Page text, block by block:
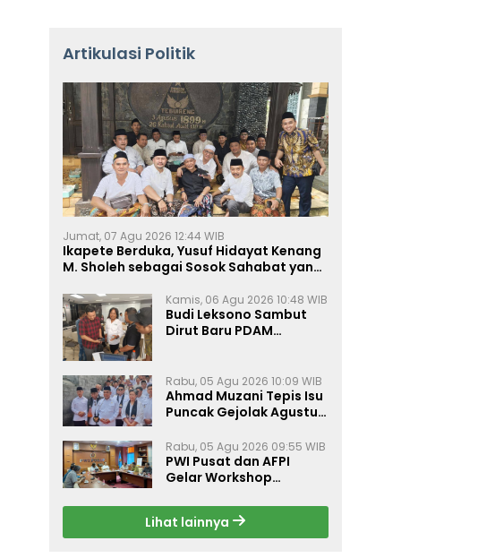
Artikulasi Politik
Jumat, 07 Agu 2026 12:44 WIB
Ikapete Berduka, Yusuf Hidayat Kenang
M. Sholeh sebagai Sosok Sahabat yang
Kamis, 06 Agu 2026 10:48 WIB
Budi Leksono Sambut
Dirut Baru PDAM
Makin Prima
Rabu, 05 Agu 2026 10:09 WIB
Ahmad Muzani Tepis Isu
Puncak Gejolak Agustus
Perkuat Persatuan
Rabu, 05 Agu 2026 09:55 WIB
PWI Pusat dan AFPI
Gelar Workshop
Inklusi Keuangan, dan
Perlindungan Publik
Lihat lainnya